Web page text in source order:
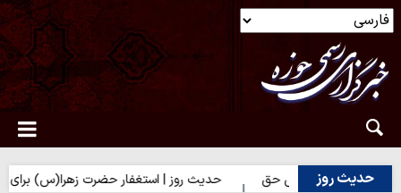
حدیث روز
بر تلخی حق حدیث روز | استغفار حضرت زهرا(س) برای زائران